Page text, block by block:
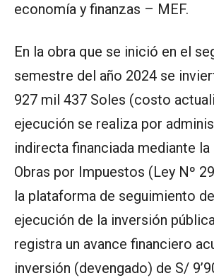
economía y finanzas – MEF.
En la obra que se inició en el
semestre del año 2024 se
927 mil 437 Soles (costo
ejecución se realiza por
indirecta financiada mediante
Obras por Impuestos (Ley Nº
la plataforma de seguimiento
ejecución de la inversión
registra un avance financiero
inversión (devengado) de S/